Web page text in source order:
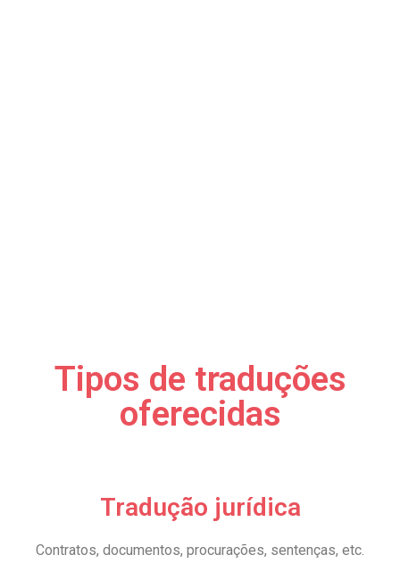
Tipos de traduções
oferecidas
Tradução jurídica
Contratos, documentos, procurações, sentenças, etc.